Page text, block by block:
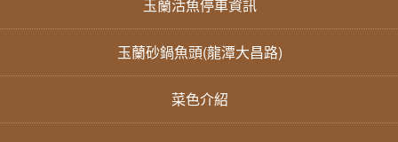
玉蘭活魚停車資訊
玉蘭砂鍋魚頭(龍潭大昌路)
菜色介紹